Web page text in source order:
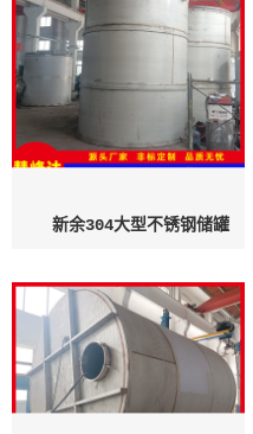
新余304大型不锈钢储罐